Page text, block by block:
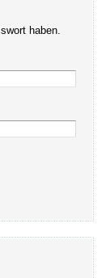
haben.